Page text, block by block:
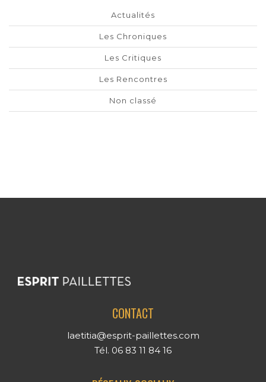
Actualités
Les Chroniques
Les Critiques
Les Rencontres
Non classé
CONTACT
laetitia@esprit-paillettes.com
Tél. 06 83 11 84 16